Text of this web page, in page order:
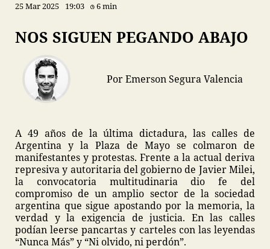
25 Mar 2025 19:03 6 min
NOS SIGUEN PEGANDO ABAJO
Por Emerson Segura Valencia
A 49 años de la última dictadura, las calles de
Argentina y la Plaza de Mayo se colmaron de
manifestantes y protestas. Frente a la actual deriva
represiva y autoritaria del gobierno de Javier Milei,
la convocatoria multitudinaria dio fe del
compromiso de un amplio sector de la sociedad
argentina que sigue apostando por la memoria, la
verdad y la exigencia de justicia. En las calles
podían leerse pancartas y carteles con las leyendas
“Nunca Más” y “Ni olvido, ni perdón”.